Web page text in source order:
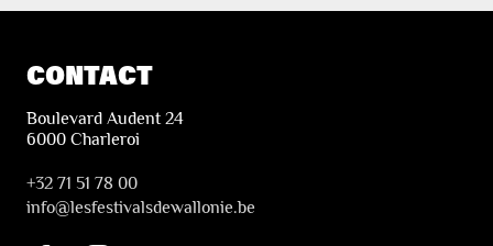
CONTACT
Boulevard Audent 24
6000 Charleroi
+32 71 51 78 00
info@lesfestivalsdewallonie.be